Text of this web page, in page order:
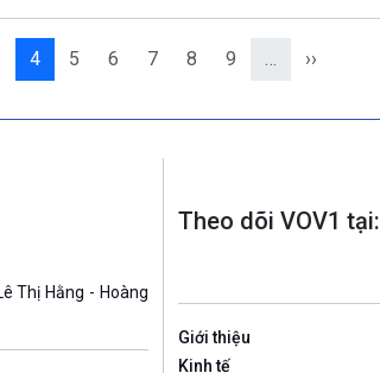
4 5 6 7 8 9 … ››
Thị Hằng - Hoàng
Theo dõi VOV1 tại:
Giới thiệu
Kinh tế